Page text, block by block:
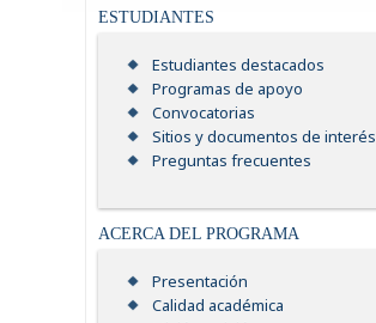
ESTUDIANTES
Estudiantes destacados
Programas de apoyo
Convocatorias
Sitios y documentos de interés
Preguntas frecuentes
ACERCA DEL PROGRAMA
Presentación
Calidad académica